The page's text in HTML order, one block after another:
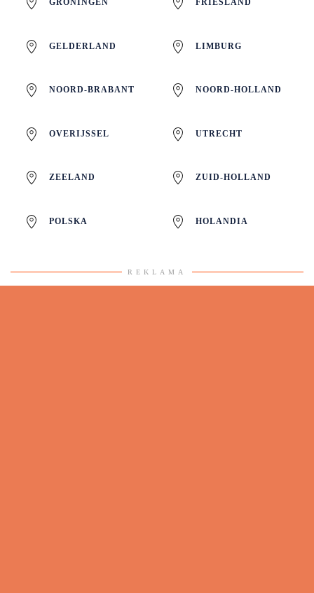
GRONINGEN FRIESLAND
GELDERLAND LIMBURG
NOORD-BRABANT NOORD-HOLLAND
OVERIJSSEL UTRECHT
ZEELAND ZUID-HOLLAND
POLSKA HOLANDIA
REKLAMA